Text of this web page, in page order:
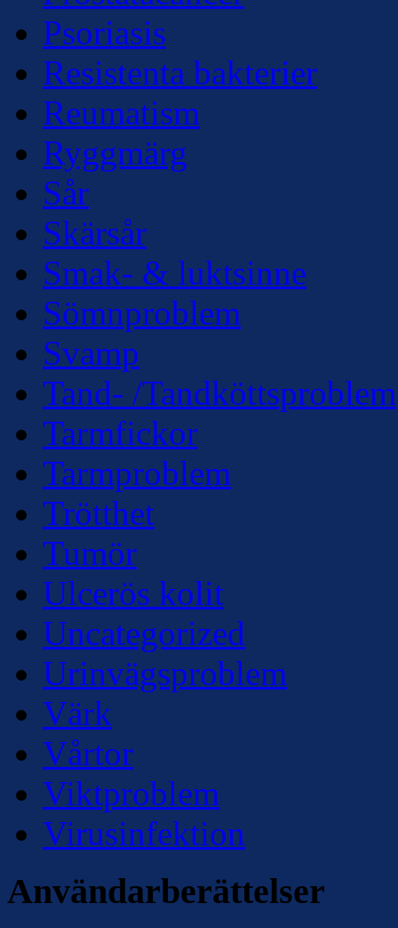
Psoriasis
Resistenta bakterier
Reumatism
Ryggmärg
Sår
Skärsår
Smak- & luktsinne
Sömnproblem
Svamp
Tand- /Tandköttsproblem
Tarmfickor
Tarmproblem
Trötthet
Tumör
Ulcerös kolit
Uncategorized
Urinvägsproblem
Värk
Vårtor
Viktproblem
Virusinfektion
Användarberättelser